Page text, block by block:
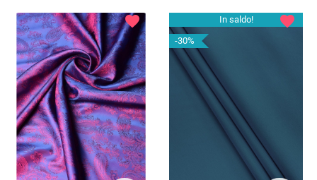
favorite
In saldo!
-30%
favorite